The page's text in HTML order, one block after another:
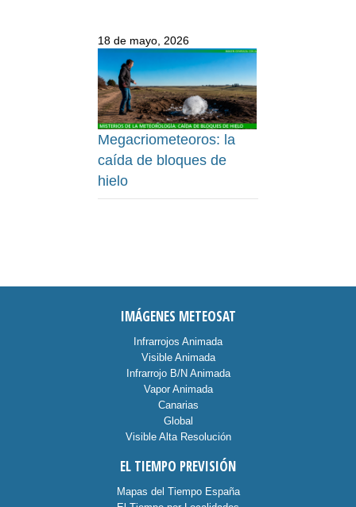
18 de mayo, 2026
Megacriometeoros: la
caída de bloques de
hielo
IMÁGENES METEOSAT
Infrarrojos Animada
Visible Animada
Infrarrojo B/N Animada
Vapor Animada
Canarias
Global
Visible Alta Resolución
EL TIEMPO PREVISIÓN
Mapas del Tiempo España